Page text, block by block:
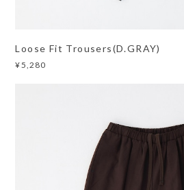
Loose Fit Trousers(D.GRAY)
¥5,280